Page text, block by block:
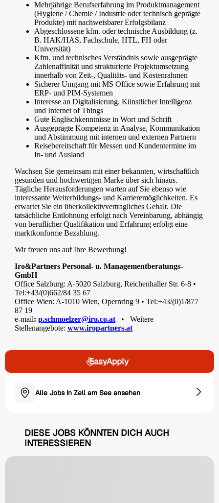
Mehrjährige Berufserfahrung im Produktmanagement
(Hygiene / Chemie / Industrie oder technisch geprägte
Produkte) mit nachweisbarer Erfolgsbilanz
Abgeschlossene kfm. oder technische Ausbildung (z.
B. HAK/HAS, Fachschule, HTL, FH oder
Universität)
Kfm. und technisches Verständnis sowie ausgeprägte
Zahlenaffinität und strukturierte Projektumsetzung
innerhalb von Zeit-, Qualitäts- und Kostenrahmen
Sicherer Umgang mit MS Office sowie Erfahrung mit
ERP- und PIM-Systemen
Interesse an Digitalisierung, Künstlicher Intelligenz
und Internet of Things
Gute Englischkenntnisse in Wort und Schrift
Ausgeprägte Kompetenz in Analyse, Kommunikation
und Abstimmung mit internen und externen Partnern
Reisebereitschaft für Messen und Kundentermine im
In- und Ausland
Wachsen Sie gemeinsam mit einer bekannten, wirtschaftlich
gesunden und hochwertigen Marke über sich hinaus.
Tägliche Herausforderungen warten auf Sie ebenso wie
interessante Weiterbildungs- und Karrieremöglichkeiten. Es
erwartet Sie ein überkollektivvertragliches Gehalt. Die
tatsächliche Entlohnung erfolgt nach Vereinbarung, abhängig
von beruflicher Qualifikation und Erfahrung erfolgt eine
marktkonforme Bezahlung.
Wir freuen uns auf Ihre Bewerbung!
Iro&Partners Personal- u. Managementberatungs-
GmbH
Office Salzburg: A-5020 Salzburg, Reichenhaller Str. 6-8 •
Tel:+43/(0)662/84 35 67
Office Wien: A-1010 Wien, Opernring 9 • Tel:+43/(0)1/877
87 19
e-mail: p.schmoelzer@iro.co.at • Weitere
Stellenangebote: www.iropartners.at
EasyApply
Alle Jobs in Zell am See ansehen
DIESE JOBS KÖNNTEN DICH AUCH
INTERESSIEREN